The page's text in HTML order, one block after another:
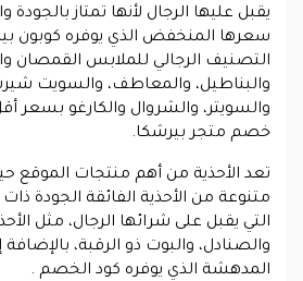
يقبل عليها الرجال لأنها تمتاز بالجودة
سعرها المنخفض الذي يوفره كوبون
التصنيف الرجالي للملابس القمصان
والبناطيل، والمعاطف، والسويت
والسويتر، والشروال والكارغو بسعر
خصم متجر بيرشكا.
تعد الأحذية من أهم منتجات الموقع
متنوعة من الأحذية الفائقة الجودة
التي يقبل على شرائها الرجال، مثل
والصنادل، والبوت ذو الرقبة، بالإضافة
المدهشة الذي يوفره كود الخصم .